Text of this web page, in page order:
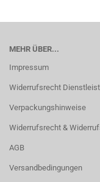
MEHR ÜBER...
Impressum
Widerrufsrecht
Verpackungshinweise
Widerrufsrecht &
AGB
Versandbedingungen